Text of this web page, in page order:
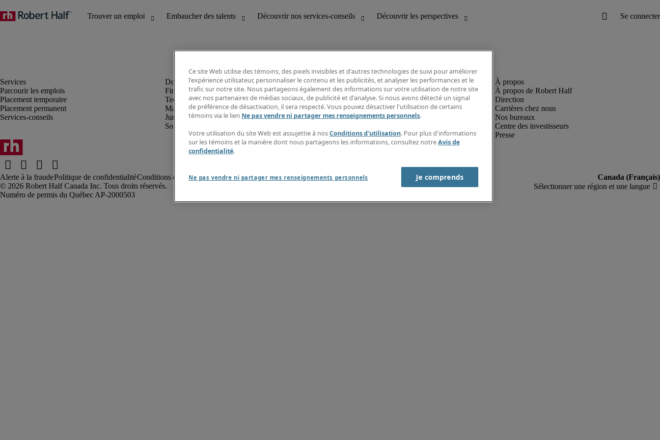
Parcourir les emplois
Placement temporaire
Placement permanent
Services-conseils
Finance et comptabilité
Technologie
Marketing et création
Juridique
Soutien administratif et à la clientèle
Découvrir les perspectives
Répertoire d’emplois
Guide salarial
Rapports de temps
Contactez-nous
À propos de Robert Half
Direction
Carrières chez nous
Nos bureaux
Centre des investisseurs
Presse
Alerte à la fraudePolitique de confidentialitéConditions d’utilisation Rapport sur l'esclavage moderne
Robert Half Canada Inc. Tous droits réservés.
Ce site Web utilise des témoins, des pixels invisibles et d'autres technologies de suivi pour améliorer
l'expérience utilisateur, personnaliser le contenu et les publicités, et analyser les performances et le
trafic sur notre site. Nous partageons également des informations sur votre utilisation de notre site
avec nos partenaires de médias sociaux, de publicité et d'analyse. Si nous avons détecté un signal
de préférence de désactivation, il sera respecté. Vous pouvez désactiver l'utilisation de certains
témoins via le lien Ne pas vendre ni partager mes renseignements personnels.
Votre utilisation du site Web est assujettie à nosConditions d'utilisation. Pour plus d'informations
sur les témoins et la manière dont nous partageons les informations, consultez notreAvis de
confidentialité.
Ne pas vendre ni partager mes renseignements personnels Je comprends